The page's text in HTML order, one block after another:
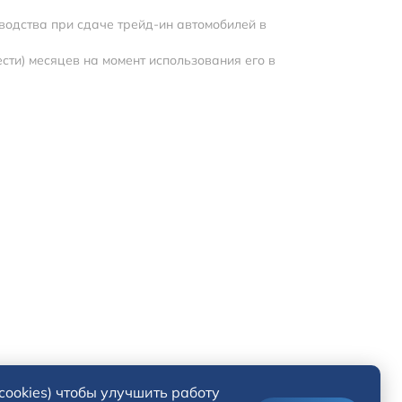
при сдаче трейд-ин автомобилей в
месяцев на момент использования его в
чтобы улучшить работу